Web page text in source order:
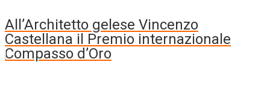
All’Architetto gelese Vincenzo
Castellana il Premio internazionale
Compasso d’Oro